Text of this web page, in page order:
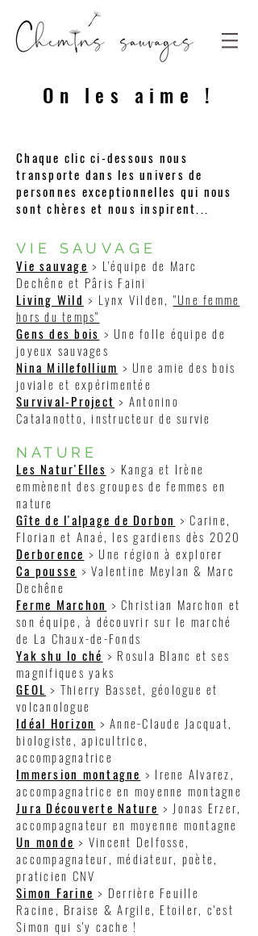
On les aime !
Chaque clic ci-dessous nous
transporte dans les univers de
personnes exceptionnelles qui nous
sont chères et nous inspirent...
VIE SAUVAGE
Vie sauvage > L'équipe de Marc
Dechêne et Pâris Faini
Living Wild > Lynx Vilden, "Une femme
hors du temps"
Gens des bois > Une folle équipe de
joyeux sauvages
Nina Millefollium > Une amie des bois
joviale et expérimentée
Survival-Project > Antonino
Catalanotto, instructeur de survie
NATURE
Les Natur'Elles > Kanga et Irène
emmènent des groupes de femmes en
nature
Gîte de l'alpage de Dorbon > Carine,
Florian et Anaé, les gardiens dès 2020
Derborence > Une région à explorer
Ca pousse > Valentine Meylan & Marc
Dechêne
Ferme Marchon > Christian Marchon et
son équipe, à découvrir sur le marché
de La Chaux-de-Fonds
Yak shu lo ché > Rosula Blanc et ses
magnifiques yaks
GEOL > Thierry Basset, géologue et
volcanologue
Idéal Horizon > Anne-Claude Jacquat,
biologiste, apicultrice,
accompagnatrice
Immersion montagne > Irene Alvarez,
accompagnatrice en moyenne montagne
Jura Découverte Nature > Jonas Erzer,
accompagnateur en moyenne montagne
Un monde > Vincent Delfosse,
accompagnateur, médiateur, poète,
praticien CNV
Simon Farine > Derrière Feuille
Racine, Braise & Argile, Etoiler, c'est
Simon qui s'y cache !